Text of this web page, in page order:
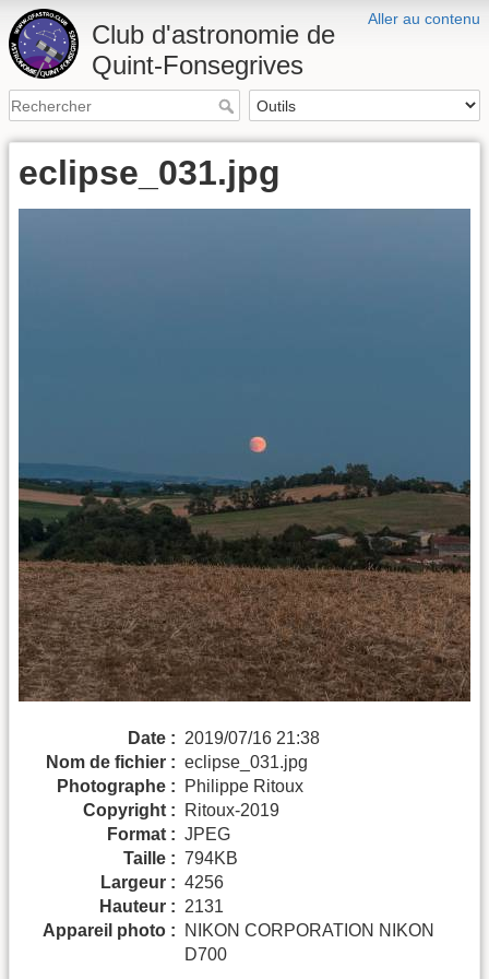
Aller au contenu
Club d'astronomie de
Quint-Fonsegrives
eclipse_031.jpg
Date : 2019/07/16 21:38
Nom de fichier : eclipse_031.jpg
Photographe :
Philippe Ritoux
Copyright :
Ritoux-2019
Format : JPEG
Taille : 794KB
Largeur : 4256
Hauteur : 2131
Appareil photo :
NIKON CORPORATION NIKON
D700